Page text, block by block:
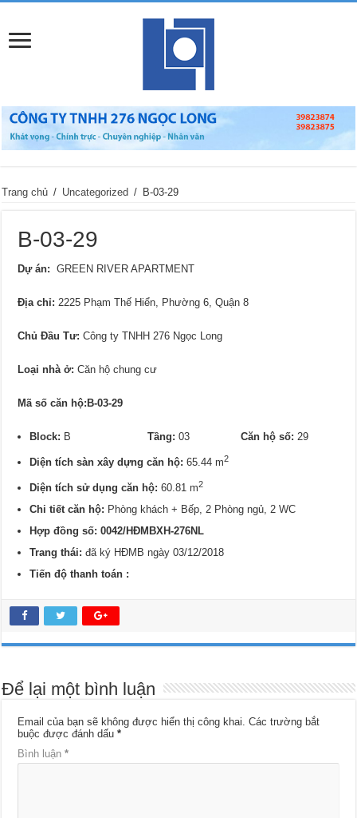
Trang chủ / Uncategorized / B-03-29
B-03-29
Dự án: GREEN RIVER APARTMENT
Địa chỉ: 2225 Phạm Thế Hiển, Phường 6, Quận 8
Chủ Đầu Tư: Công ty TNHH 276 Ngọc Long
Loại nhà ở: Căn hộ chung cư
Mã số căn hộ:B-03-29
Block: BTầng: 03Căn hộ số: 29
Diện tích sàn xây dựng căn hộ:65.44 m2
Diện tích sử dụng căn hộ: 60.81 m2
Chi tiết căn hộ: Phòng khách + Bếp, 2 Phòng ngủ, 2 WC
Hợp đồng số: 0042/HĐMBXH-276NL
Trang thái:đã ký HĐMB ngày 03/12/2018
Tiến độ thanh toán :
Để lại một bình luận
Email của bạn sẽ không được hiển thị công khai. Các trường bắt
buộc được đánh dấu*
Bình luận*